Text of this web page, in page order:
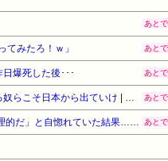
あと
みたろ！ｗ」 あと
爆死した後･･･ あと
あと
的だ」と自惚れていた結果…… あと